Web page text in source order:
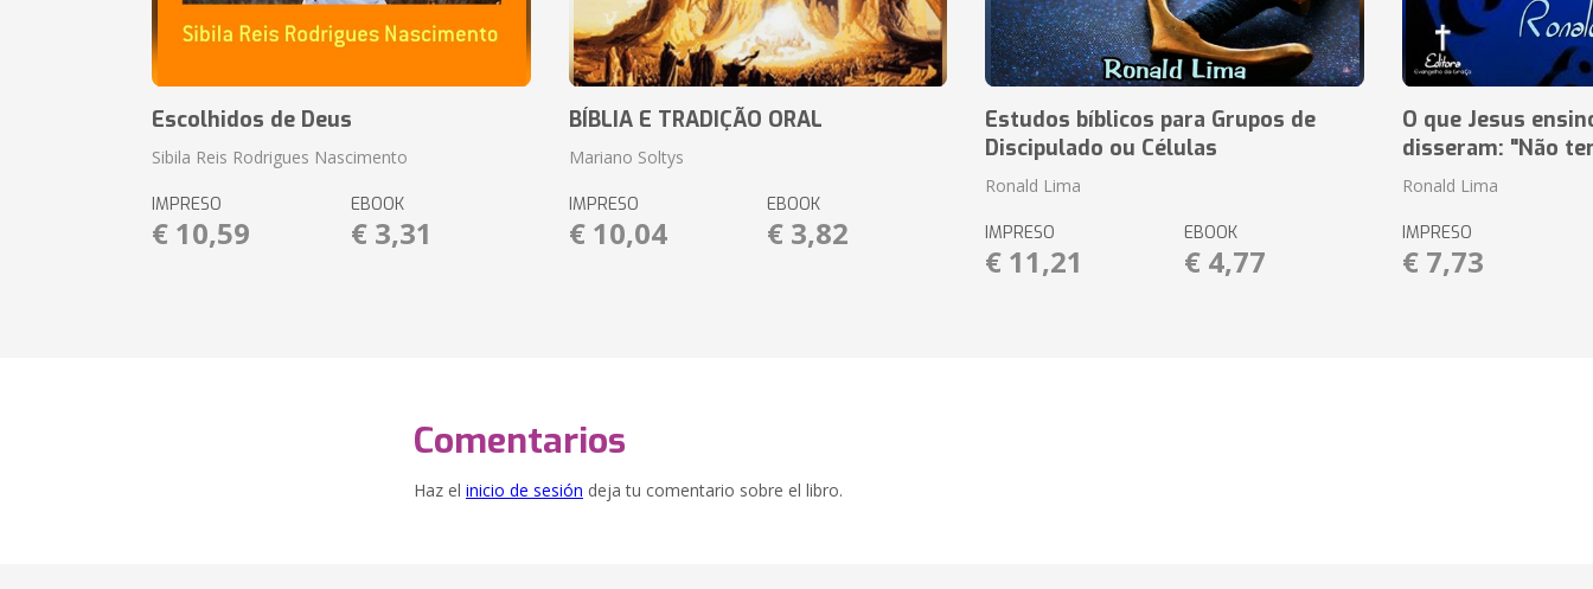
Escolhidos de Deus
Sibila Reis Rodrigues Nascimento
IMPRESO
€ 10,59
EBOOK
€ 3,31
BÍBLIA E TRADIÇÃO ORAL
Mariano Soltys
IMPRESO
€ 10,04
EBOOK
€ 3,82
Estudos bíblicos para Grupos de
Discipulado ou Células
Ronald Lima
IMPRESO
€ 11,21
EBOOK
€ 4,77
O que Jesus
disseram: "Não
Ronald Lima
IMPRESO
€ 7,73
Comentarios
Haz el inicio de sesión deja tu comentario sobre el libro.